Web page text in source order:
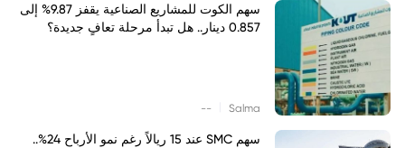
سهم الكوت للمشاريع الصناعية يقفز 9.87% إلى
0.857 دينار.. هل تبدأ مرحلة تعافٍ جديدة؟
Salma
--
سهم SMC عند 15 ريالاً رغم نمو الأرباح 24%..